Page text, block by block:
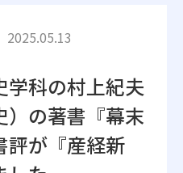
在学生の方へ
2025.05.13
学科の村上紀夫
）の著書『幕末
評が『産経新